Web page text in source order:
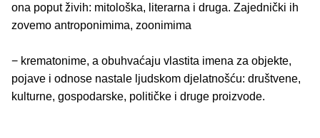
ona poput živih: mitološka, literarna i druga. Zajednički ih
zovemo antroponimima, zoonimima
− krematonime, a obuhvaćaju vlastita imena za objekte,
pojave i odnose nastale ljudskom djelatnošću: društvene,
kulturne, gospodarske, političke i druge proizvode.